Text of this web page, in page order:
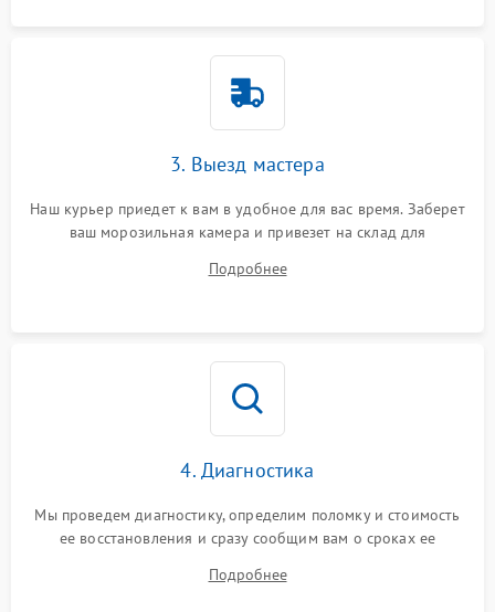
3. Выезд мастера
Наш курьер приедет к вам в удобное для вас время. Заберет
ваш морозильная камера и привезет на склад для
Подробнее
4. Диагностика
Мы проведем диагностику, определим поломку и стоимость
ее восстановления и сразу сообщим вам о сроках ее
Подробнее